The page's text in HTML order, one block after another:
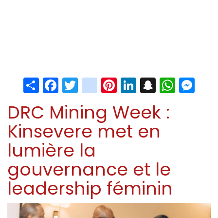
ShareFacebook
Twitter
instagram
Pinterest
LinkedIn
Snapchat
DRC Mining Week :
Kinsevere met en
lumière la
gouvernance et le
leadership féminin